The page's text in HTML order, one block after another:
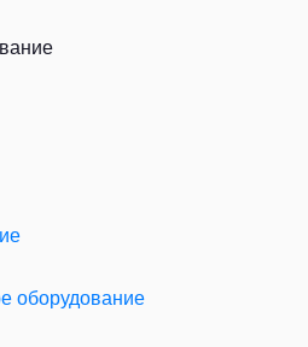
оборудование